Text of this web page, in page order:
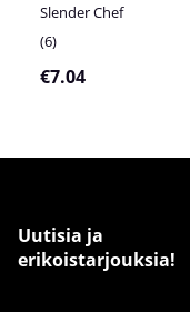
Slender Chef
6
€7.04
Uutisia ja
erikoistarjouksia!